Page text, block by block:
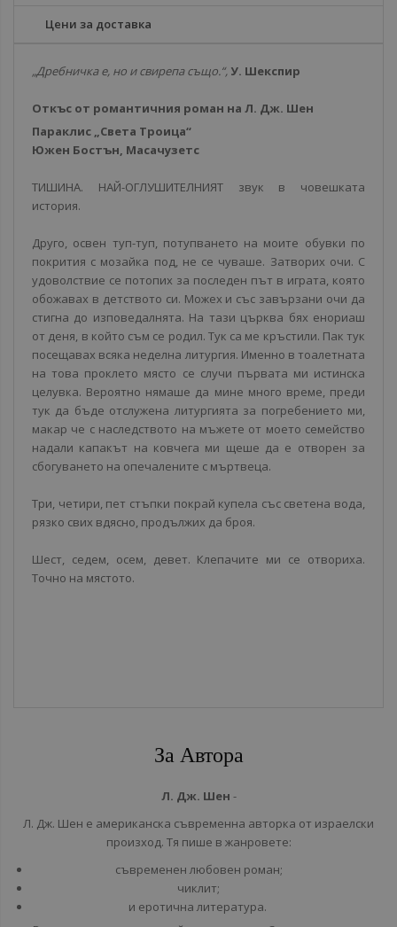
Цени за доставка
„Дребничка е, но и свирепа също.“, У. Шекспир
Откъс от романтичния роман на Л. Дж. Шен
Параклис „Света Троица“
Южен Бостън, Масачузетс
ТИШИНА. НАЙ-ОГЛУШИТЕЛНИЯТ звук в човешката
история.
Друго, освен туп-туп, потупването на моите обувки по
покрития с мозайка под, не се чуваше. Затворих очи. С
удоволствие се потопих за последен път в играта, която
обожавах в детството си. Можех и със завързани очи да
стигна до изповедалнята. На тази църква бях енориаш
от деня, в който съм се родил. Тук са ме кръстили. Пак тук
посещавах всяка неделна литургия. Именно в тоалетната
на това проклето място се случи първата ми истинска
целувка. Вероятно нямаше да мине много време, преди
тук да бъде отслужена литургията за погребението ми,
макар че с наследството на мъжете от моето семейство
надали капакът на ковчега ми щеше да е отворен за
сбогуването на опечалените с мъртвеца.
Три, четири, пет стъпки покрай купела със светена вода,
рязко свих вдясно, продължих да броя.
Шест, седем, осем, девет. Клепачите ми се отвориха.
Точно на мястото.
За Автора
Л. Дж. Шен -
Л. Дж. Шен е американска съвременна авторка от израелски
произход. Тя пише в жанровете:
съвременен любовен роман;
чиклит;
и еротична литература.